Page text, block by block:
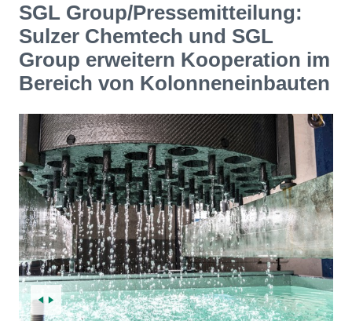
SGL Group/Pressemitteilung:
Sulzer Chemtech und SGL
Group erweitern Kooperation im
Bereich von Kolonneneinbauten